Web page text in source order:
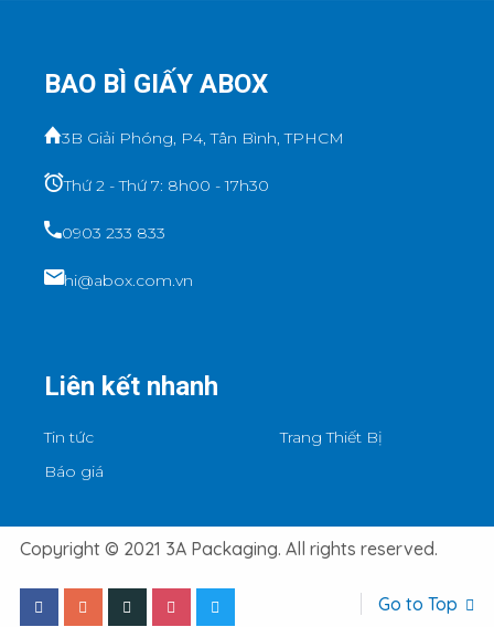
BAO BÌ GIẤY ABOX
3B Giải Phóng, P4, Tân Bình, TPHCM
Thứ 2 - Thứ 7: 8h00 - 17h30
0903 233 833
hi@abox.com.vn
Liên kết nhanh
Tin tức
Trang Thiết Bị
Báo giá
Copyright © 2021 3A Packaging. All rights reserved.
Go to Top